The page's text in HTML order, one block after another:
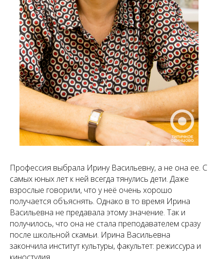
Профессия выбрала Ирину Васильевну, а не она ее. С
самых юных лет к ней всегда тянулись дети. Даже
взрослые говорили, что у неё очень хорошо
получается объяснять. Однако в то время Ирина
Васильевна не предавала этому значение. Так и
получилось, что она не стала преподавателем сразу
после школьной скамьи. Ирина Васильевна
закончила институт культуры, факультет: режиссура и